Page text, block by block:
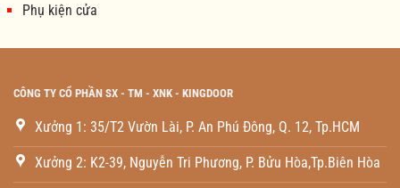
Phụ kiện cửa
CÔNG TY CỔ PHẦN SX - TM - XNK - KINGDOOR
Xưởng 1: 35/T2 Vườn Lài, P. An Phú Đông, Q. 12, Tp.HCM
Xưởng 2: K2-39, Nguyễn Tri Phương, P. Bửu Hòa,Tp.Biên Hòa